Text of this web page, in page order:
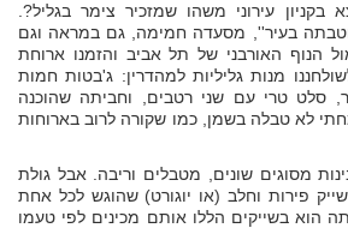
עירוני משהו שמזכיר צימר בגליל?.
בעיר'', מסעדה חמימה, גם במראה וגם
הנוף האורבני של תל אביב והזמנו ארוחת
מנות גליליות למהדרין: ג'בטות חמות
סלט טרי עם שני רטבים, וחביתה שהוכנה
לא טבלה בשמן, כמו שקורה לרוב בארוחות
מסוגים שונים, מטבלים וריבה. אבל גולת
פירות וחלב (או יוגורט) שהוגש לכל אחת
הוא בשייקים הללו אותם מכינים לפי טעמו